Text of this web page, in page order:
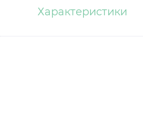
Характеристики